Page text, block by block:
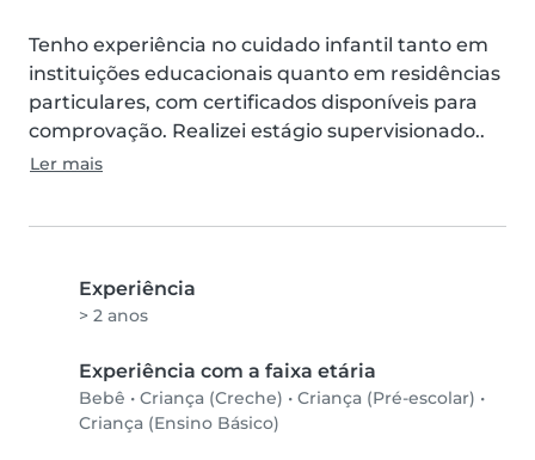
Tenho experiência no cuidado infantil tanto em
instituições educacionais quanto em residências
particulares, com certificados disponíveis para
comprovação. Realizei estágio supervisionado..
Ler mais
Experiência
> 2 anos
Experiência com a faixa etária
Bebê • Criança (Creche) • Criança (Pré-escolar) •
Criança (Ensino Básico)